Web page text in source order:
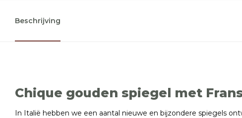
Beschrijving
Chique gouden spiegel met
In Italië hebben we een aantal nieuwe en bijzondere spiegels